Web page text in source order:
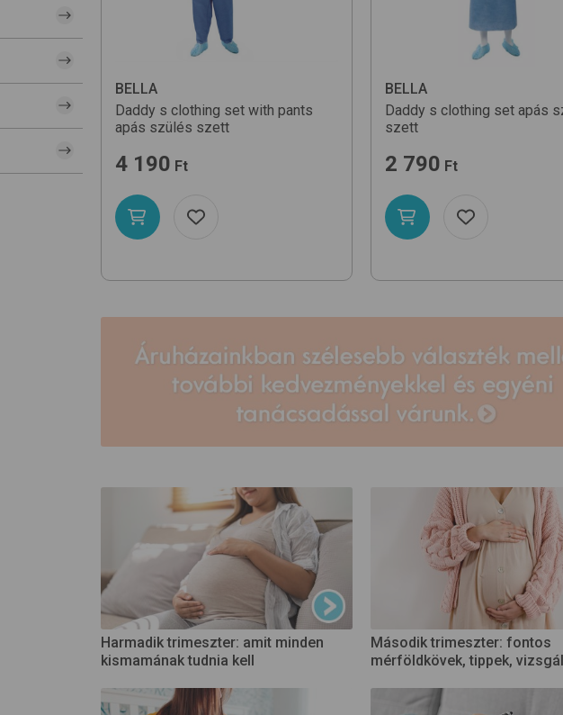
BELLA
Daddy s clothing set with pants
apás szülés szett
4 190 Ft
BELLA
Daddy s clothing set apás
szett
2 790 Ft
Harmadik trimeszter: amit minden
kismamának tudnia kell
Második trimeszter: fontos
mérföldkövek, tippek,